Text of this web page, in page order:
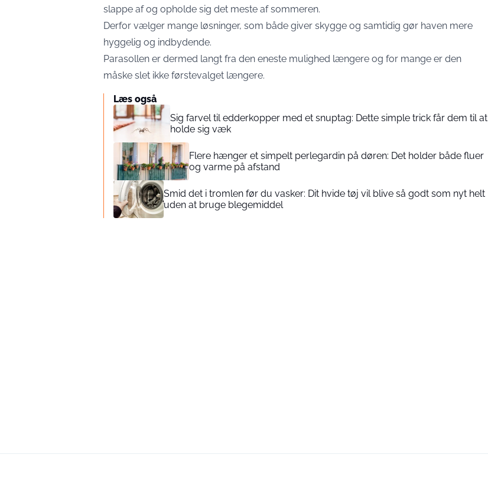
slappe af og opholde sig det meste af sommeren.
Derfor vælger mange løsninger, som både giver skygge og samtidig gør haven mere
hyggelig og indbydende.
Parasollen er dermed langt fra den eneste mulighed længere og for mange er den
måske slet ikke førstevalget længere.
Læs også
Sig farvel til edderkopper med et snuptag: Dette simple trick får dem til at
holde sig væk
Flere hænger et simpelt perlegardin på døren: Det holder både fluer
og varme på afstand
Smid det i tromlen før du vasker: Dit hvide tøj vil blive så godt som nyt helt
uden at bruge blegemiddel